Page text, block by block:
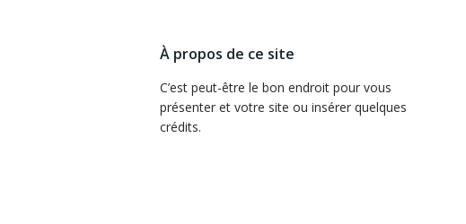
À propos de ce site
C’est peut-être le bon endroit pour vous
présenter et votre site ou insérer quelques
crédits.